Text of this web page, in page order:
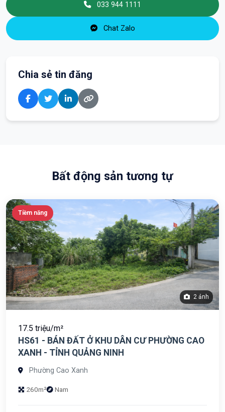
033 944 1111
Chat Zalo
Chia sẻ tin đăng
Bất động sản tương tự
Tiềm năng
2 ảnh
17.5 triệu/m²
HS61 - BÁN ĐẤT Ở KHU DÂN CƯ PHƯỜNG CAO
XANH - TỈNH QUẢNG NINH
Phường Cao Xanh
260m² Nam